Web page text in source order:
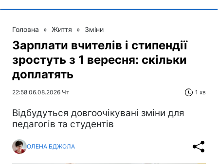
Головна » Життя » Зміни
Зарплати вчителів і стипендії
зростуть з 1 вересня: скільки
доплатять
22:58 06.08.2026 Чт 1 хв
Відбудуться довгоочікувані зміни для
педагогів та студентів
ОЛЕНА БДЖОЛА